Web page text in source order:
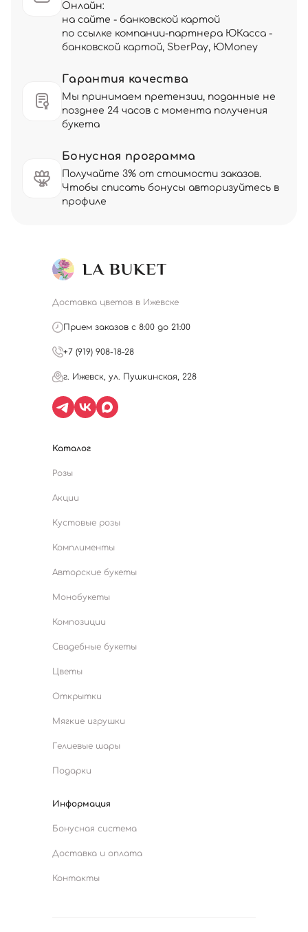
Онлайн:
на сайте - банковской картой
по ссылке компании-партнера ЮКасса -
банковской картой, SberPay, ЮMoney
Гарантия качества
Мы принимаем претензии, поданные не
позднее 24 часов с момента получения
букета
Бонусная программа
Получайте 3% от стоимости заказов.
Чтобы списать бонусы авторизуйтесь в
профиле
Доставка цветов в Ижевске
Прием заказов с 8:00 до 21:00
+7 (919) 908-18-28
г. Ижевск, ул. Пушкинская, 228
Каталог
Розы
Акции
Кустовые розы
Комплименты
Авторские букеты
Монобукеты
Композиции
Свадебные букеты
Цветы
Открытки
Мягкие игрушки
Гелиевые шары
Подарки
Информация
Бонусная система
Доставка и оплата
Контакты